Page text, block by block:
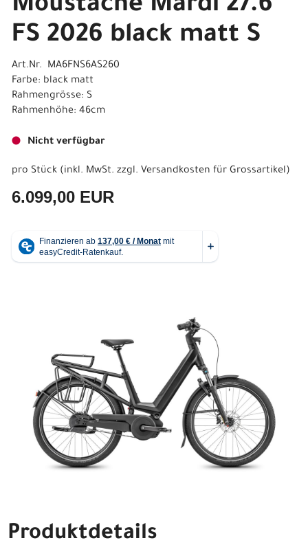
Moustache Mardi 27.6
FS 2026 black matt S
Art.Nr. MA6FNS6AS260
Farbe: black matt
Rahmengrösse: S
Rahmenhöhe: 46cm
Nicht verfügbar
pro Stück (inkl. MwSt. zzgl. Versandkosten für Grossartikel)
6.099,00 EUR
Produktdetails